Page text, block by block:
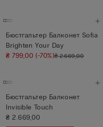
Бюстгальтер Балконет Sofia
Brighten Your Day
₴ 799,00(-70%)₴ 2.669,00
Бюстгальтер Балконет
Invisible Touch
₴ 2.669,00